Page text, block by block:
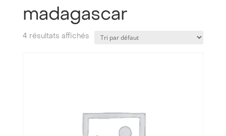
madagascar
4 résultats affichés